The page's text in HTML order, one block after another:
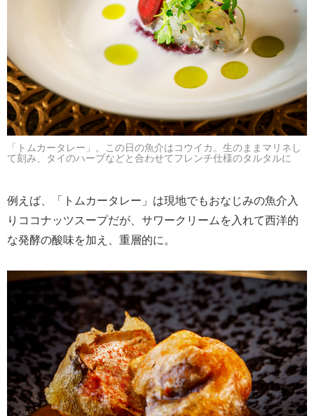
「トムカータレー」。この日の魚介はコウイカ。生のままマリネし
て刻み、タイのハーブなどと合わせてフレンチ仕様のタルタルに
例えば、「トムカータレー」は現地でもおなじみの魚介入
りココナッツスープだが、サワークリームを入れて西洋的
な発酵の酸味を加え、重層的に。